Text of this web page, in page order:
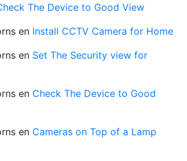
The Device to Good View
en Install CCTV Camera for Home
en Set The Security view for
en Check The Device to Good
en Cameras on Top of a Lamp